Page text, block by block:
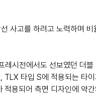
사고를 하려고 노력하며 비
시전에서도 선보였던 더블
타입 S에 적용되는 타이
용되어 측면 디자인에 약간